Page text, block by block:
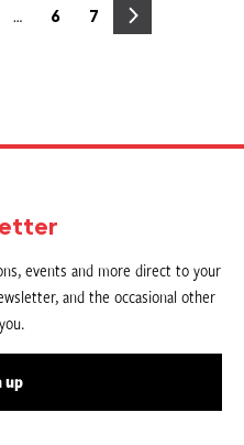
… Page
6 Page
7
events and more direct to your
and the occasional other
up